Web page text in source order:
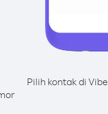
Pilih kontak di